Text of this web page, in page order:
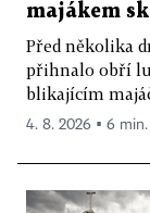
majákem
Před několika
přihnalo obří
blikajícím
4. 8. 2026 ▪ 6